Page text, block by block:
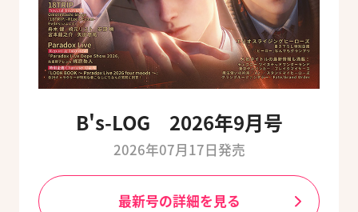
B's-LOG 2026年9月号
2026年07月17日発売
最新号の詳細を見る